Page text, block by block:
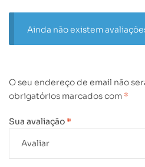
Ainda não existem
O seu endereço de email não
obrigatórios marcados com *
Sua avaliação *